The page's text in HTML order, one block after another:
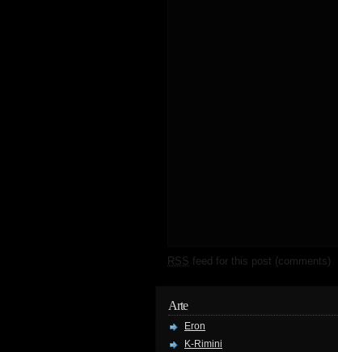
RSS feed for this post (comments)
Arte
Eron
K-Rimini